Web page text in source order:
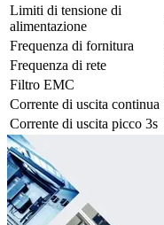
Limiti di tensione di
alimentazione
Frequenza di fornitura
Frequenza di rete
Filtro EMC
Corrente di uscita continua
Corrente di uscita picco 3s